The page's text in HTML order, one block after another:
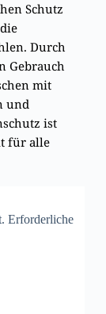
Schutz
Durch
Gebrauch
mit
und
ist
für alle
Erforderliche